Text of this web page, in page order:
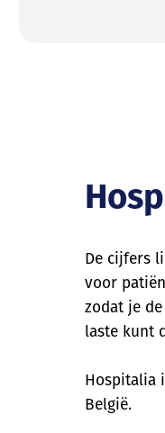
De cijfers
voor
zodat je
laste kunt
Hospitalia
België.